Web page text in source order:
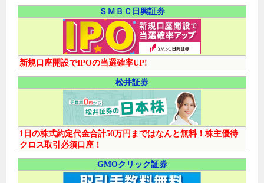
ＳＭＢＣ日興証券
新規口座開設でIPOの当選確率UP!
松井証券
1日の株式約定代金合計50万円まではなんと無料！株主優待
クロス取引必須口座！
GMOクリック証券